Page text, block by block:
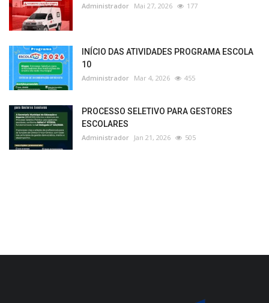
Administrador Mai 27, 2026 177
INÍCIO DAS ATIVIDADES PROGRAMA ESCOLA
10
Administrador Mar 4, 2026 455
PROCESSO SELETIVO PARA GESTORES
ESCOLARES
Administrador Jan 21, 2026 505